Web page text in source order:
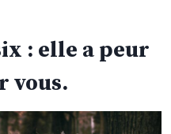
: elle a peur
vous.